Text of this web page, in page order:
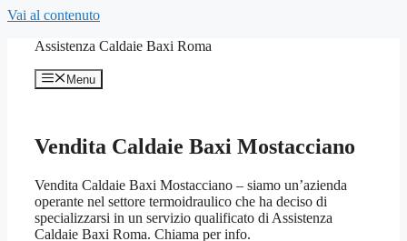
Vai al contenuto
Assistenza Caldaie Baxi Roma
Menu
Vendita Caldaie Baxi Mostacciano
Vendita Caldaie Baxi Mostacciano – siamo un’azienda
operante nel settore termoidraulico che ha deciso di
specializzarsi in un servizio qualificato di Assistenza
Caldaie Baxi Roma. Chiama per info.